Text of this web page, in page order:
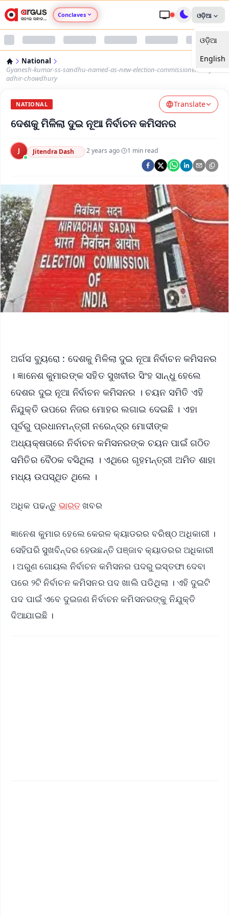
Conclaves
Argus Nari Shakti
Argus Health Connect
Argus Swaad Odisha
ଓଡ଼ିଆ
ଓଡ଼ିଆ
English
National
Gyanesh-kumar-ss-sandhu-named-as-new-election-commissioners-says-
adhir-chowdhury
NATIONAL Translate
ଦେଶକୁ ମିଳିଲା ଦୁଇ ନୂଆ ନିର୍ବାଚନ କମିସନର
J Jitendra Dash ·2 years ago· 1 min read
ଅର୍ଗସ ବ୍ୟୁରୋ : ଦେଶକୁ ମିଳିଲା ଦୁଇ ନୂଆ ନିର୍ବାଚନ କମିସନର
। ଜ୍ଞାନେଶ କୁମାରଙ୍କ ସହିତ ସୁଖବୀର ସିଂହ ସାନ୍ଧୁ ହେଲେ
ଦେଶର ଦୁଇ ନୂଆ ନିର୍ବାଚନ କମିସନର । ଚୟନ ସମିତି ଏହି
ନିଯୁକ୍ତି ଉପରେ ନିଜର ମୋହର ଲଗାଇ ଦେଇଛି । ଏହା
ପୂର୍ବରୁ ପ୍ରଧାନମନ୍ତ୍ରୀ ନରେନ୍ଦ୍ର ମୋଦୀଙ୍କ
ଅଧ୍ୟକ୍ଷତାରେ ନିର୍ବାଚନ କମିସନରଙ୍କ ଚୟନ ପାଇଁ ଗଠିତ
ସମିତିର ବୈଠକ ବସିଥିଲା । ଏଥିରେ ଗୃହମନ୍ତ୍ରୀ ଅମିତ ଶାହା
ମଧ୍ୟ ଉପସ୍ଥିତ ଥିଲେ ।
ଅଧିକ ପଢନ୍ତୁ ଭାରତଖବର
ଜ୍ଞାନେଶ କୁମାର ହେଲେ କେରଳ କ୍ୟାଡରର ବରିଷ୍ଠ ଅଧିକାରୀ ।
ସେହିପରି ସୁଖବିନ୍ଦର ହେଉଛନ୍ତି ପଞ୍ଜାବ କ୍ୟାଡରର ଅଧିକାରୀ
। ଅରୁଣ ଗୋୟଲ ନିର୍ବାଚନ କମିସନର ପଦରୁ ଇସ୍ତଫା ଦେବା
ପରେ ୨ଟି ନିର୍ବାଚନ କମିସନର ପଦ ଖାଲି ପଡିଥିଲା । ଏହି ଦୁଇଟି
ପଦ ପାଇଁ ଏବେ ଦୁଇଜଣ ନିର୍ବାଚନ କମିସନରଙ୍କୁ ନିଯୁକ୍ତି
ଦିଆଯାଇଛି ।